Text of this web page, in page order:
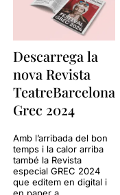
Descarrega la
nova Revista
TeatreBarcelona
Grec 2024
Amb l’arribada del bon
temps i la calor arriba
també la Revista
especial GREC 2024
que editem en digital i